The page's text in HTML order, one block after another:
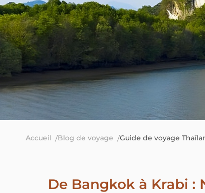
Accueil Blog de voyage Guide de voyage
De Bangkok à Krabi :